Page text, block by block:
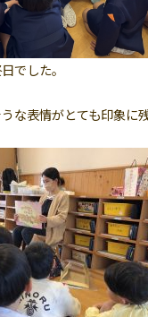
でした。
な表情がとても印象に